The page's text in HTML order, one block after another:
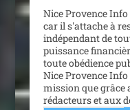
Nice Provence
car il s'attache à
indépendant de
puissance
toute obédience
Nice Provence
mission que grâce
rédacteurs et aux